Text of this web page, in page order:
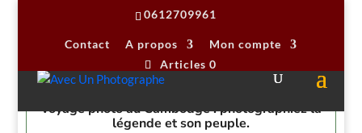
0612709961
Contact A propos
Mon compte
Articles 0
Voyage photo au Cambodge : photographiez la
légende et son peuple.